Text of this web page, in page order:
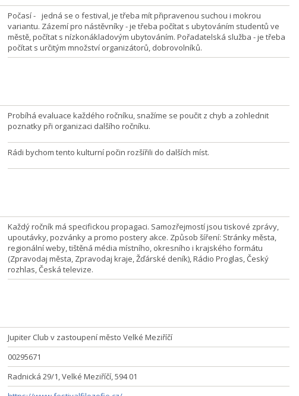
Počasí - jedná se o festival, je třeba mít připravenou suchou i mokrou
variantu. Zázemí pro nástěvníky - je třeba počítat s ubytováním studentů ve
městě, počítat s nízkonákladovým ubytováním. Pořadatelská služba - je třeba
počítat s určitým množství organizátorů, dobrovolníků.
Probíhá evaluace každého ročníku, snažíme se poučit z chyb a zohlednit
poznatky při organizaci dalšího ročníku.
Rádi bychom tento kulturní počin rozšířili do dalších míst.
Každý ročník má specifickou propagaci. Samozřejmostí jsou tiskové zprávy,
upoutávky, pozvánky a promo postery akce. Způsob šíření: Stránky města,
regionální weby, tištěná média místního, okresního i krajského formátu
(Zpravodaj města, Zpravodaj kraje, Žďárské deník), Rádio Proglas, Český
rozhlas, Česká televize.
Jupiter Club v zastoupení město Velké Meziříčí
00295671
Radnická 29/1, Velké Meziříčí, 594 01